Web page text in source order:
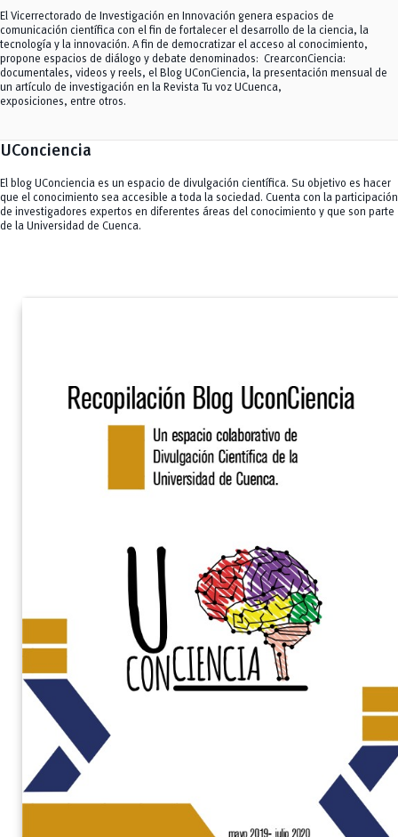
Ciencias de la Computación
Economía, Empresa y Desarrollo Sostenible
Educación
Ingeniería Civil
Ingeniería Eléctrica, Electrónica y Telecomunicaciones
Interdisciplinario de Espacio y Población
Química Aplicada y Sistemas de Producción
Convocatorias
add
Infraestructura Científica Compartida
Seguimiento Académico de Proyectos de Investigación
Resoluciones y Normativa
remove
Plan Estratégico de Desarrollo Institucional- PEDI
remove
Comunicación de la Ciencia
add
Webinars
Programa de Mentoría para Mujeres Científicas PROMEMCI
remove
Innovación
add
Servicios
add
CEISH
Propiedad Intelectual
Noticias
remove
El Vicerrectorado de Investigación en Innovación genera espacios de
comunicación científica con el fin de fortalecer el desarrollo de la ciencia, la
tecnología y la innovación. A fin de democratizar el acceso al conocimiento,
propone espacios de diálogo y debate denominados: CrearconCiencia:
documentales, videos y reels, el Blog UConCiencia, la presentación mensual de
un artículo de investigación en la Revista Tu voz UCuenca,
exposiciones, entre otros.
UConciencia
El blog UConciencia es un espacio de divulgación científica. Su objetivo es hacer
que el conocimiento sea accesible a toda la sociedad. Cuenta con la participación
de investigadores expertos en diferentes áreas del conocimiento y que son parte
de la Universidad de Cuenca.